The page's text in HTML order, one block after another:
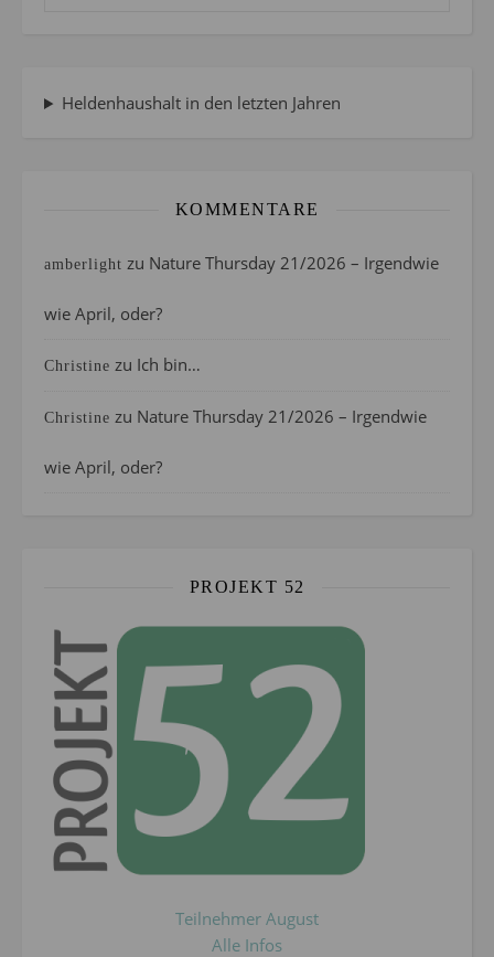
Heldenhaushalt in den letzten Jahren
KOMMENTARE
amberlight zu Nature Thursday 21/2026 – Irgendwie
wie April, oder?
Christine zu Ich bin…
Christine zu Nature Thursday 21/2026 – Irgendwie
wie April, oder?
PROJEKT 52
Teilnehmer August
Alle Infos